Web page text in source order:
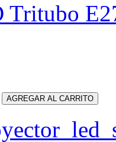
Tritubo